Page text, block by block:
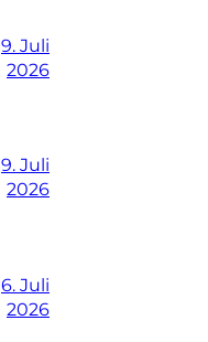
9. Juli
2026
9. Juli
2026
6. Juli
2026